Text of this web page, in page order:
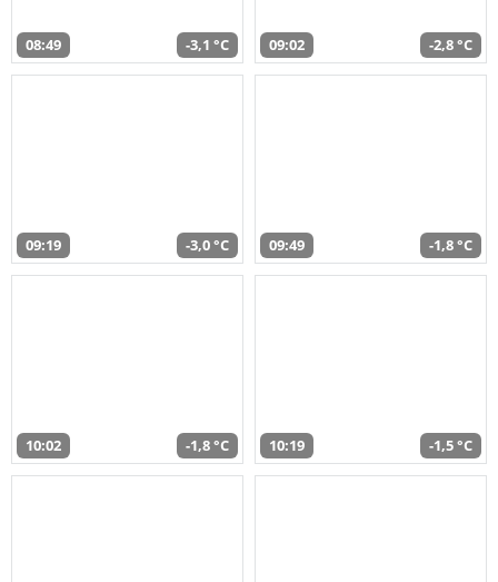
08:49 -3,1 °C 09:02 -2,8 °C
09:19 -3,0 °C 09:49 -1,8 °C
10:02 -1,8 °C 10:19 -1,5 °C